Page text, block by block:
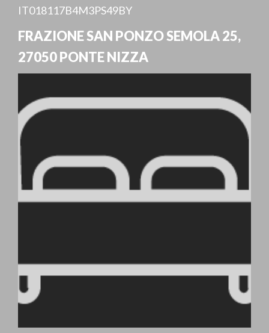
IT018117B4M3PS49BY
FRAZIONE SAN PONZO SEMOLA 25,
27050PONTE NIZZA